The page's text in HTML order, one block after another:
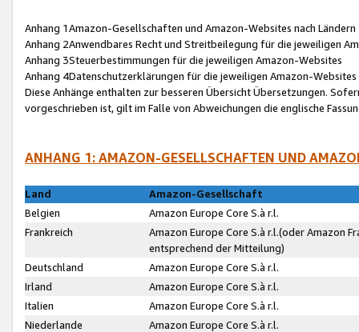
Anhang 1Amazon-Gesellschaften und Amazon-Websites nach Ländern
Anhang 2Anwendbares Recht und Streitbeilegung für die jeweiligen
Anhang 3Steuerbestimmungen für die jeweiligen Amazon-Websites
Anhang 4Datenschutzerklärungen für die jeweiligen Amazon-Websites
Diese Anhänge enthalten zur besseren Übersicht Übersetzungen.
vorgeschrieben ist, gilt im Falle von Abweichungen die englische
ANHANG 1: AMAZON-GESELLSCHAFTEN UND
Land
Amazon-Gesellschaft
Belgien
Amazon Europe Core S.à r.l.
Frankreich
Amazon Europe Core S.à r.l.(oder Amazon
entsprechend der Mitteilung)
Deutschland
Amazon Europe Core S.à r.l.
Irland
Amazon Europe Core S.à r.l.
Italien
Amazon Europe Core S.à r.l.
Niederlande
Amazon Europe Core S.à r.l.